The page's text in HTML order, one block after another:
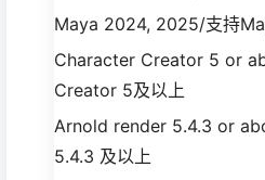
Maya 2024, 2025/支持
Character Creator 5 or
Creator 5及以上
Arnold render 5.4.3 or
5.4.3 及以上